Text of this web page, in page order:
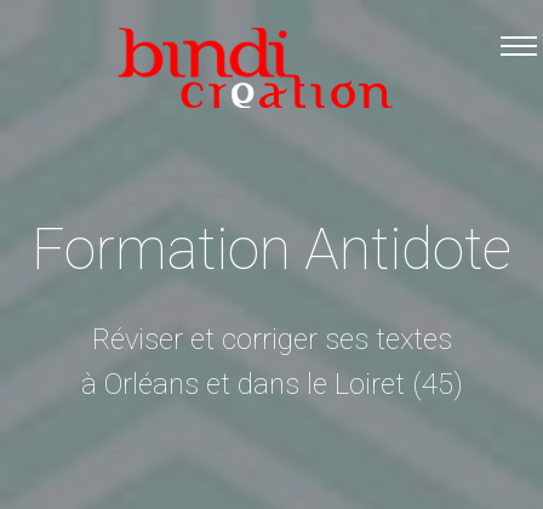
Accueil
Les formations
Infos pratiques
Formation Antidote
Réviser et corriger ses textes
à Orléans et dans le Loiret (45)